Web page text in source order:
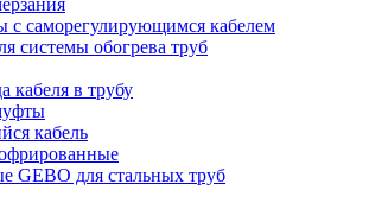
с саморегулирующимся кабелем
системы обогрева труб
кабеля в трубу
кабель
GEBO для стальных труб